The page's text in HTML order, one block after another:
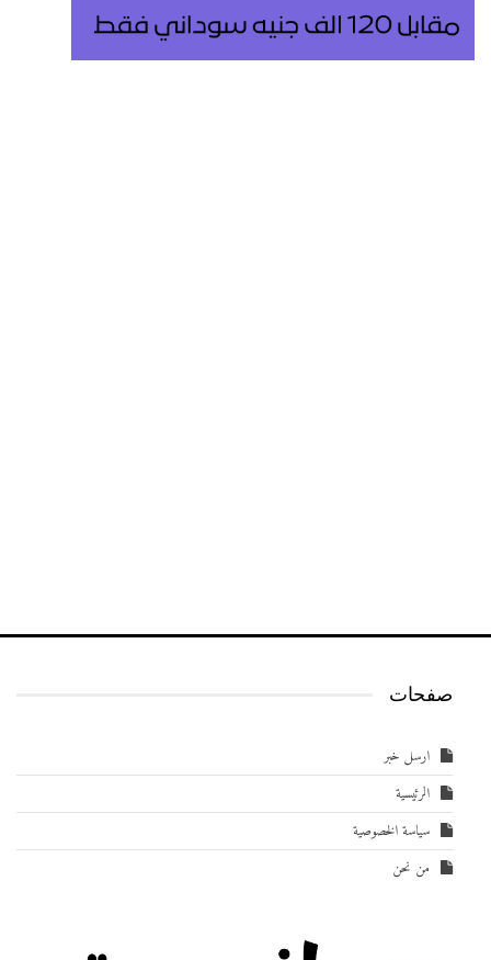
صفحات
ارسل خبر
الرئيسية
سياسة الخصوصية
من نحن